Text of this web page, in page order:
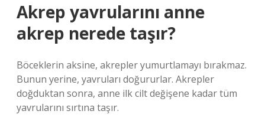
Akrep yavrularını anne
akrep nerede taşır?
Böceklerin aksine, akrepler yumurtlamayı bırakmaz.
Bunun yerine, yavruları doğururlar. Akrepler
doğduktan sonra, anne ilk cilt değişene kadar tüm
yavrularını sırtına taşır.